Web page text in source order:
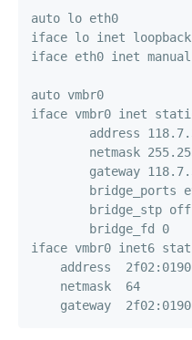
auto lo eth0
iface lo inet loopback
iface eth0 inet manual
auto vmbr0
iface vmbr0 inet
address
netmask
gateway
bridge_ports
        bridge_stp off
        bridge_fd 0
iface vmbr0 inet6
address
    netmask  64
gateway